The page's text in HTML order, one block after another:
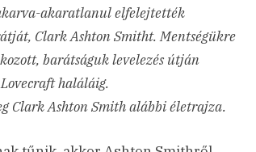
akaratlanul elfelejtették
Clark Ashton Smitht. Mentségükre
barátságuk levelezés útján
haláláig.
Clark Ashton Smith alábbi életrajza.